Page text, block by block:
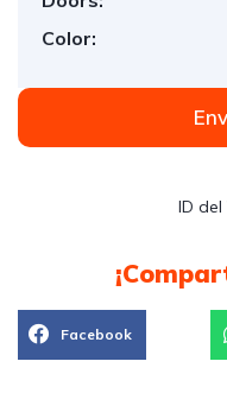
Color:
ID del
Facebook